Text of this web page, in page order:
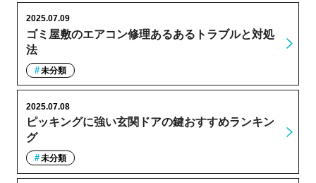
ゴミ屋敷のエアコン修理あるあるトラブルと対処
法
2025.07.09
未分類
ピッキングに強い玄関ドアの鍵おすすめランキン
グ
2025.07.08
未分類